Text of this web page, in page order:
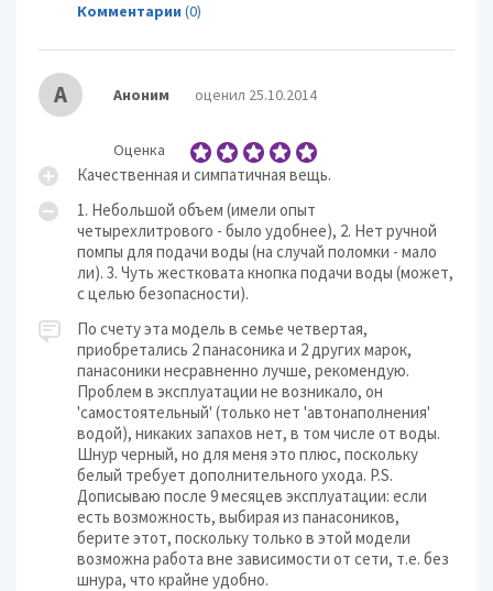
Комментарии (0)
А Аноним оценил 25.10.2014
Оценка
Качественная и симпатичная вещь.
1. Небольшой объем (имели опыт
четырехлитрового - было удобнее), 2. Нет ручной
помпы для подачи воды (на случай поломки - мало
ли). 3. Чуть жестковата кнопка подачи воды (может,
с целью безопасности).
По счету эта модель в семье четвертая,
приобретались 2 панасоника и 2 других марок,
панасоники несравненно лучше, рекомендую.
Проблем в эксплуатации не возникало, он
'самостоятельный' (только нет 'автонаполнения'
водой), никаких запахов нет, в том числе от воды.
Шнур черный, но для меня это плюс, поскольку
белый требует дополнительного ухода. P.S.
Дописываю после 9 месяцев эксплуатации: если
есть возможность, выбирая из панасоников,
берите этот, поскольку только в этой модели
возможна работа вне зависимости от сети, т.е. без
шнура, что крайне удобно.